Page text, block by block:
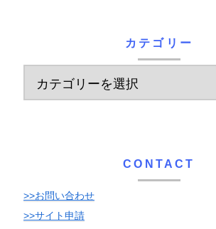
カテゴリー
CONTACT
>>お問い合わせ
>>サイト申請